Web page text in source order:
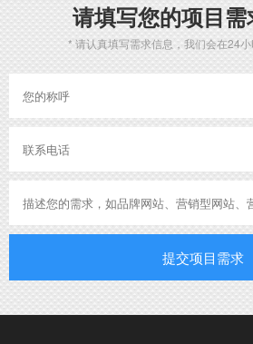
请填写您的项目
* 请认真填写需求信息，我们会在24
提交项目需求